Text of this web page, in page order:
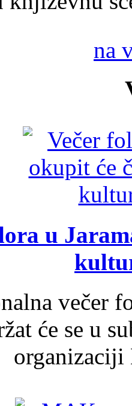
na
u
večer
će se u
organizaciji